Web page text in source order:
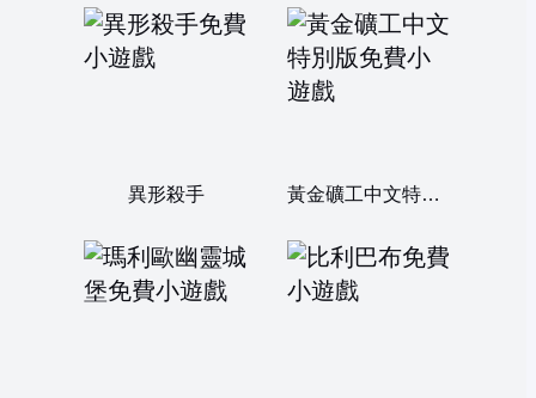
異形殺手 黃金礦工中文特別版